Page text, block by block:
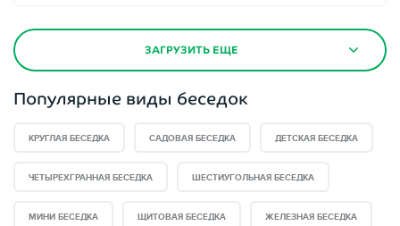
ЗАГРУЗИТЬ ЕЩЕ
Популярные виды беседок
КРУГЛАЯ БЕСЕДКА САДОВАЯ БЕСЕДКА ДЕТСКАЯ БЕСЕДКА
ЧЕТЫРЕХГРАННАЯ БЕСЕДКА ШЕСТИУГОЛЬНАЯ БЕСЕДКА
МИНИ БЕСЕДКА ЩИТОВАЯ БЕСЕДКА ЖЕЛЕЗНАЯ БЕСЕДКА